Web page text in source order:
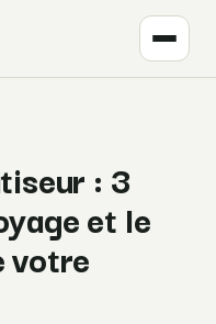
: 3
et le
votre